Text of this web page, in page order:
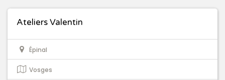
Ateliers Valentin
Épinal
Vosges